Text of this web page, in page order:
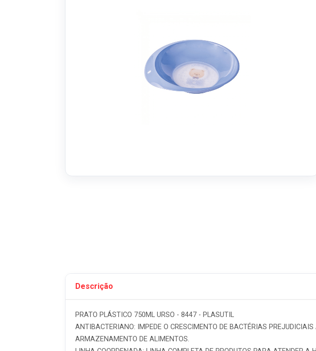
Descrição
PRATO PLÁSTICO 750ML URSO - 8447 - PLASUTIL
ANTIBACTERIANO: IMPEDE O CRESCIMENTO DE BACTÉRIAS
ARMAZENAMENTO DE ALIMENTOS.